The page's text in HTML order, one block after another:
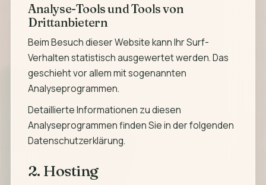
Analyse-Tools und Tools von
Drittanbietern
Beim Besuch dieser Website kann Ihr Surf-
Verhalten statistisch ausgewertet werden. Das
geschieht vor allem mit sogenannten
Analyseprogrammen.
Detaillierte Informationen zu diesen
Analyseprogrammen finden Sie in der folgenden
Datenschutzerklärung.
2. Hosting